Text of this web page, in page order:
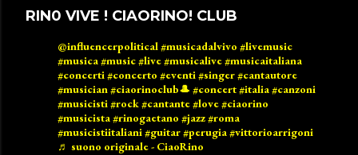
RIN0 VIVE ! CIAORINO! CLUB
@influencerpolitical#musicadalvivo #livemusic
#musica#music#live#musicalive#musicaitaliana
#concerti#concerto #eventi#singer#cantautore
#musician#ciaorinoclub🎩 #concert#italia#canzoni
#musicisti#rock#cantante#love#ciaorino
#musicista#rinogaetano #jazz#roma
#musicistiitaliani#guitar#perugia#vittorioarrigoni
♬ suono originale - CiaoRino